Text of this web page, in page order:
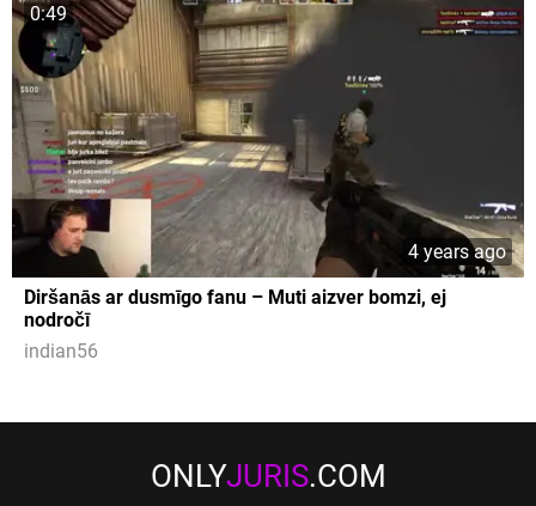
0:49
4 years ago
Diršanās ar dusmīgo fanu – Muti aizver bomzi, ej
nodročī
indian56
ONLYJURIS.COM